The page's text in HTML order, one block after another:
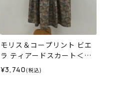
モリス＆コープリント ビエ
ラ ティアードスカート＜M
サイズ＞01N
¥3,740 (税込)